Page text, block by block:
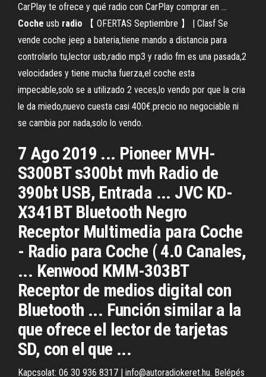
CarPlay te ofrece y qué radio con CarPlay comprar en ...
Coche usb radio 【 OFERTAS Septiembre 】 | Clasf Se
vende coche jeep a bateria,tiene mando a distancia para
controlarlo tu,lector usb,radio mp3 y radio fm es una pasada,2
velocidades y tiene mucha fuerza,el coche esta
impecable,solo se a utilizado 2 veces,lo vendo por que la cria
le da miedo,nuevo cuesta casi 400€.precio no negociable ni
se cambia por nada,solo lo vendo.
7 Ago 2019 ... Pioneer MVH-
S300BT s300bt mvh Radio de
390bt USB, Entrada ... JVC KD-
X341BT Bluetooth Negro
Receptor Multimedia para Coche
- Radio para Coche ( 4.0 Canales,
... Kenwood KMM-303BT
Receptor de medios digital con
Bluetooth ... Función similar a la
que ofrece el lector de tarjetas
SD, con el que ...
Kapcsolat: 06 30 936 8317 | info@autoradiokeret.hu. Belépés